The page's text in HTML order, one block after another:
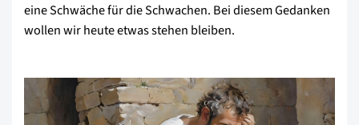
eine Schwäche für die Schwachen. Bei diesem Gedanken
wollen wir heute etwas stehen bleiben.